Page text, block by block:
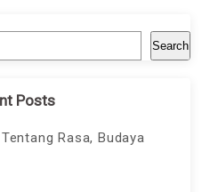
Search
Posts
Rasa, Budaya